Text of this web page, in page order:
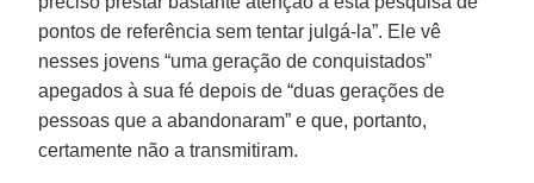
pontos de referência sem tentar julgá-la”. Ele vê
nesses jovens “uma geração de conquistados”
apegados à sua fé depois de “duas gerações de
pessoas que a abandonaram” e que, portanto,
certamente não a transmitiram.